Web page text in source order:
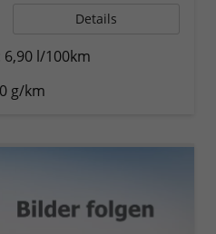
Details
6,90 l/100km
g/km